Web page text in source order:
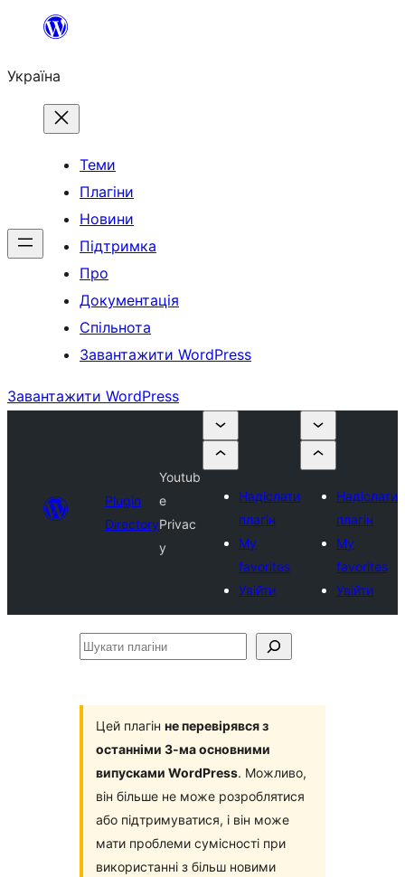
Перейти
вмісту
Україна
Теми
Плагіни
Новини
Підтримка
Про
Документація
Спільнота
Завантажити WordPress
Завантажити WordPress
Plugin
Directory
Youtub
e
Privac
y
Надіслати
плагін
My
favorites
Увійти
Надіслати
плагін
My
favorites
Увійти
Шукати
Цей плагін не перевірявся з
останніми 3-ма основними
випусками WordPress. Можливо,
він більше не може розроблятися
або підтримуватися, і він може
мати проблеми сумісності при
використанні з більш новими